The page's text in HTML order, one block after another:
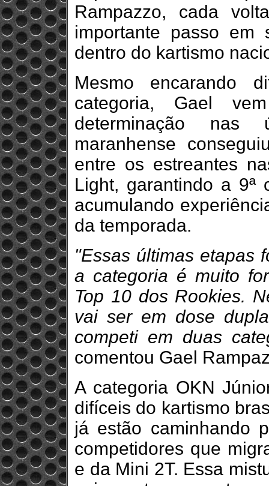
Rampazzo, cada
importante passo em
dentro do kartismo
Mesmo encarando
categoria, Gael
determinação
maranhense
entre os estreantes
Light, garantindo a 9ª
acumulando
da temporada.
"Essas últimas etapas
a categoria é muito
Top 10 dos Rookies.
vai ser em dose
competi em duas
comentou Gael
A categoria OKN
difíceis do kartismo
já estão caminhando
competidores que
e da Mini 2T. Essa